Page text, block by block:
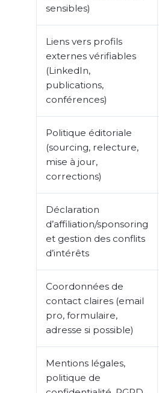
sensibles)
Liens vers profils
externes vérifiables
(LinkedIn,
publications,
conférences)
Politique éditoriale
(sourcing, relecture,
mise à jour,
corrections)
Déclaration
d’affiliation/sponsoring
et gestion des conflits
d’intérêts
Coordonnées de
contact claires (email
pro, formulaire,
adresse si possible)
Mentions légales,
politique de